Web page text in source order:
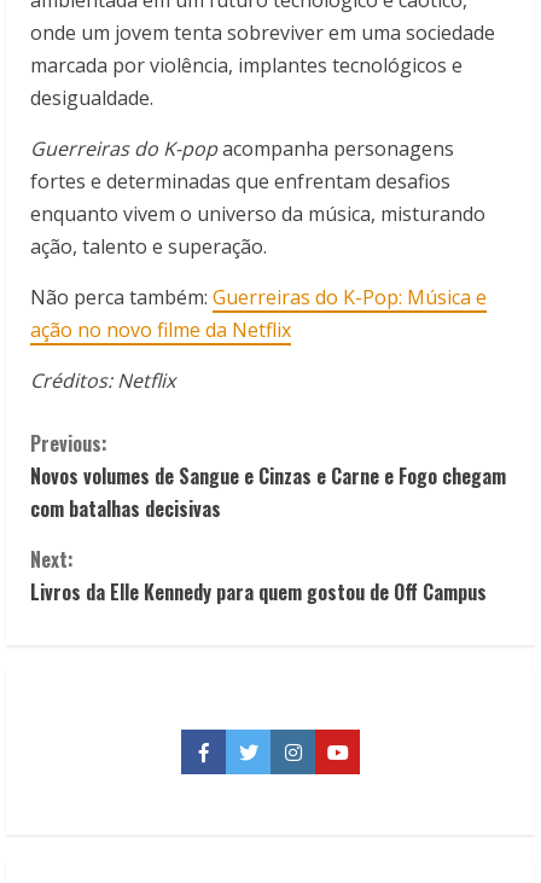
onde um jovem tenta sobreviver em uma sociedade
marcada por violência, implantes tecnológicos e
desigualdade.
Guerreiras do K-popacompanha personagens
fortes e determinadas que enfrentam desafios
enquanto vivem o universo da música, misturando
ação, talento e superação.
Não perca também: Guerreiras do K-Pop: Música e
ação no novo filme da Netflix
Créditos: Netflix
C
o
n
t
Previous:
Novos volumes de Sangue e Cinzas e Carne e Fogo chegam
com batalhas decisivas
Next:
Livros da Elle Kennedy para quem gostou de Off Campus
Facebook
TwitterInstagramYouTube